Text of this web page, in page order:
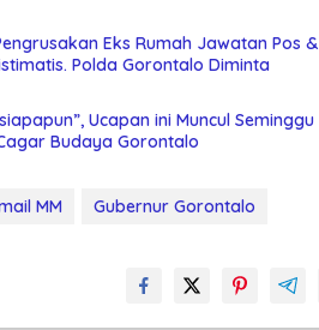
Eks Rumah Jawatan Pos &
Ucapan ini Muncul Seminggu
Budaya Gorontalo
MM Gubernur Gorontalo